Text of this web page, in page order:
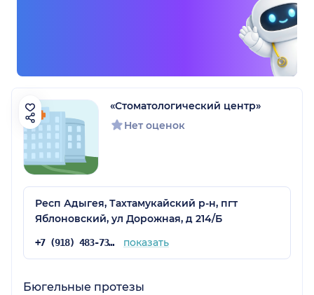
«Стоматологический центр»
Нет оценок
Респ Адыгея, Тахтамукайский р-н, пгт
Яблоновский, ул Дорожная, д 214/Б
+7 (918) 483-73-37 показать
Бюгельные протезы